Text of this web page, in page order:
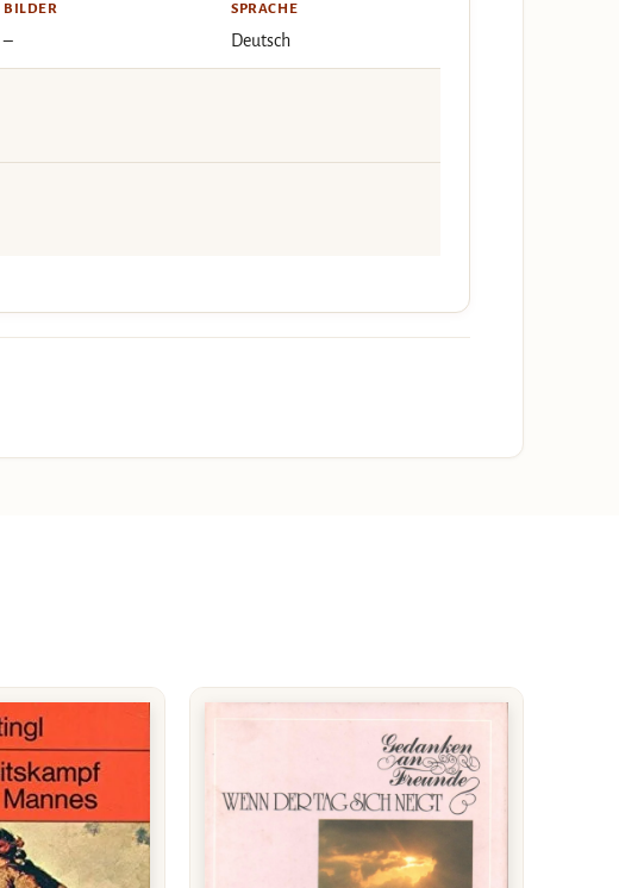
BILDER
–
SPRACHE
Deutsch